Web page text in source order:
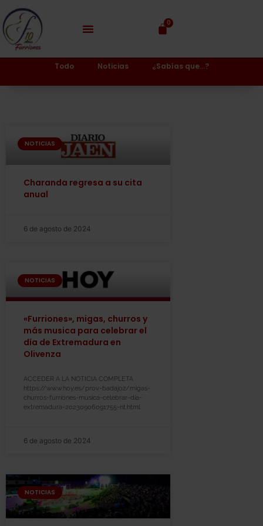
0
Todo Noticias ¿Sabías que…?
NOTICIAS
Charanda regresa a su cita
anual
6 de agosto de 2024
NOTICIAS
«Furriones», migas, churros y
más musica para celebrar el
día de Extremadura en
Olivenza
ACCEDER A LA NOTICIA COMPLETA
https://www.hoy.es/prov-badajoz/migas-
churros-furriones-musica-celebrar-dia-
extremadura-20230906091755-nt.html
6 de agosto de 2024
NOTICIAS